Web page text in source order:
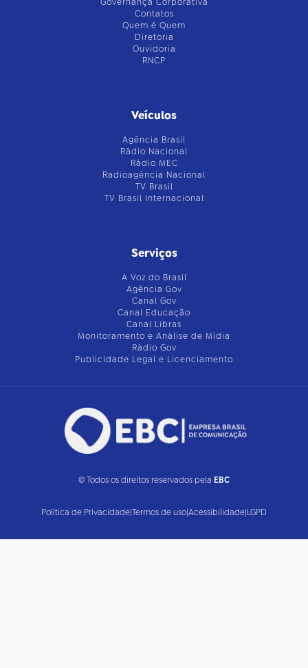
Contatos
Quem é Quem
Diretoria
Ouvidoria
RNCP
Veículos
Agência Brasil
Rádio Nacional
Rádio MEC
Radioagência Nacional
TV Brasil
TV Brasil Internacional
Serviços
A Voz do Brasil
Agência Gov
Canal Gov
Canal Educação
Canal Libras
Monitoramento e Análise de Mídia
Rádio Gov
Publicidade Legal e Licenciamento
© Todos os direitos reservados pela EBC
Política de Privacidade|Termos de uso|Acessibilidade|LGPD